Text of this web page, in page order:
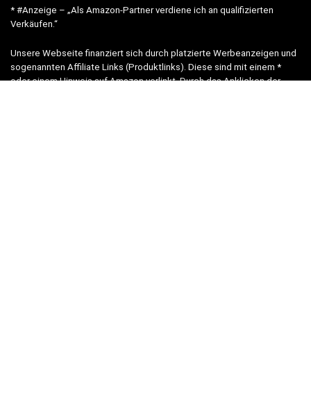
* #Anzeige – „Als Amazon-Partner verdiene ich an qualifizierten
Verkäufen.“
Unsere Webseite finanziert sich durch platzierte Werbeanzeigen und
sogenannten Affiliate Links (Produktlinks). Diese sind mit einem *
oder einem Hinweis auf Amazon verlinkt. Durch das Anklicken der